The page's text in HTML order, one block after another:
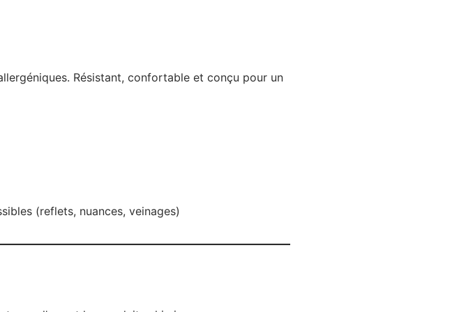
Résistant, confortable et conçu pour un
(reflets, nuances, veinages)